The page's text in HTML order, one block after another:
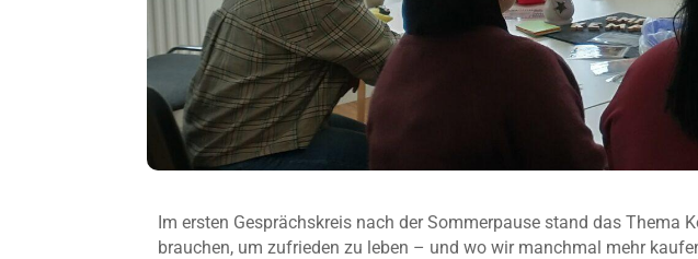
Im ersten Gesprächskreis nach der Sommerpause stand das
brauchen, um zufrieden zu leben – und wo wir manchmal mehr